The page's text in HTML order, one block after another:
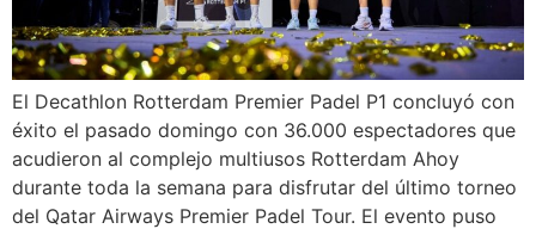
El Decathlon Rotterdam Premier Padel P1 concluyó con
éxito el pasado domingo con 36.000 espectadores que
acudieron al complejo multiusos Rotterdam Ahoy
durante toda la semana para disfrutar del último torneo
del Qatar Airways Premier Padel Tour. El evento puso